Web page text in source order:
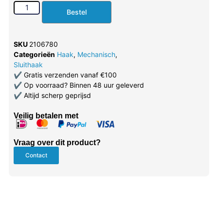
Bestel
SKU 2106780
Categorieën Haak, Mechanisch,
Sluithaak
✔Gratis verzenden vanaf €100
✔Op voorraad? Binnen 48 uur geleverd
✔Altijd scherp geprijsd
Veilig betalen met
Vraag over dit product?
Contact